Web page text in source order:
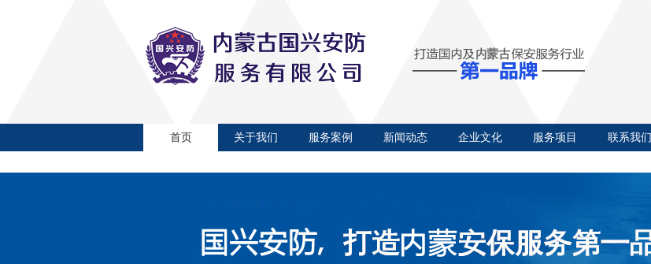
首页 关于我们 服务案例 新闻动态 企业文化 服务项目 联系我们